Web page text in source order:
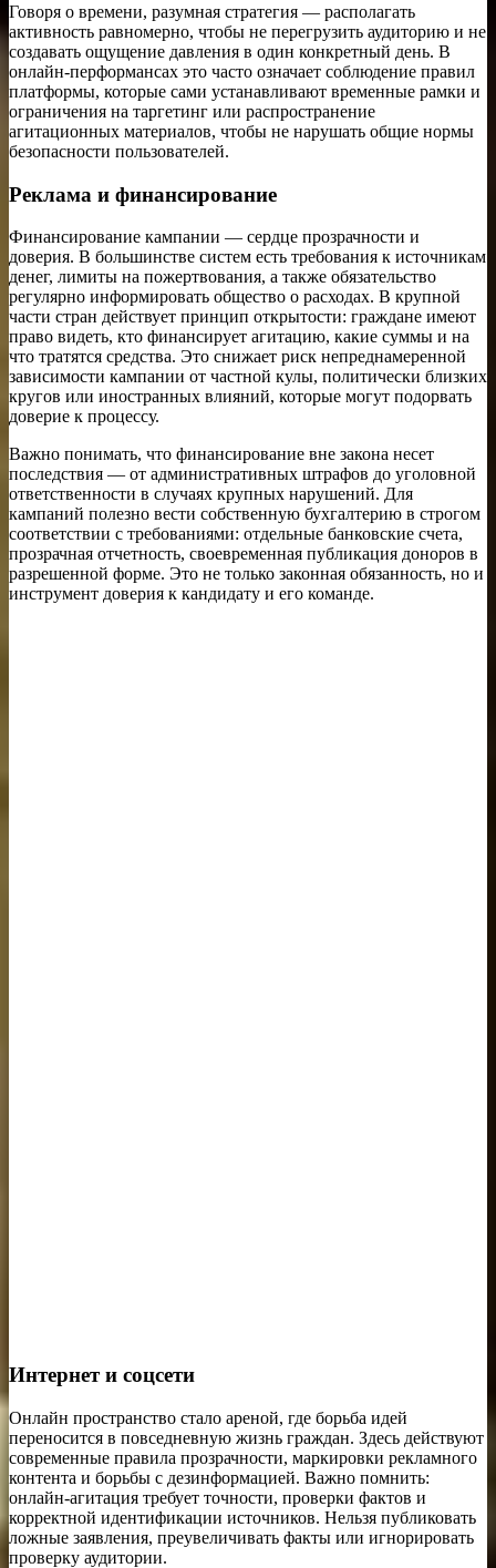
Говоря о времени, разумная стратегия — располагать
активность равномерно, чтобы не перегрузить аудиторию и не
создавать ощущение давления в один конкретный день. В
онлайн-перформансах это часто означает соблюдение правил
платформы, которые сами устанавливают временные рамки и
ограничения на таргетинг или распространение
агитационных материалов, чтобы не нарушать общие нормы
безопасности пользователей.
Реклама и финансирование
Финансирование кампании — сердце прозрачности и
доверия. В большинстве систем есть требования к источникам
денег, лимиты на пожертвования, а также обязательство
регулярно информировать общество о расходах. В крупной
части стран действует принцип открытости: граждане имеют
право видеть, кто финансирует агитацию, какие суммы и на
что тратятся средства. Это снижает риск непреднамеренной
зависимости кампании от частной кулы, политически близких
кругов или иностранных влияний, которые могут подорвать
доверие к процессу.
Важно понимать, что финансирование вне закона несет
последствия — от административных штрафов до уголовной
ответственности в случаях крупных нарушений. Для
кампаний полезно вести собственную бухгалтерию в строгом
соответствии с требованиями: отдельные банковские счета,
прозрачная отчетность, своевременная публикация доноров в
разрешенной форме. Это не только законная обязанность, но и
инструмент доверия к кандидату и его команде.
Интернет и соцсети
Онлайн пространство стало ареной, где борьба идей
переносится в повседневную жизнь граждан. Здесь действуют
современные правила прозрачности, маркировки рекламного
контента и борьбы с дезинформацией. Важно помнить:
онлайн-агитация требует точности, проверки фактов и
корректной идентификации источников. Нельзя публиковать
ложные заявления, преувеличивать факты или игнорировать
проверку аудитории.